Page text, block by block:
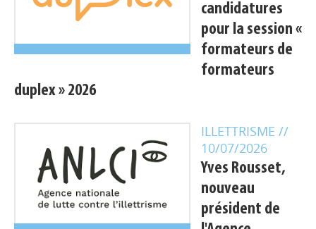
candidatures
pour la session «
formateurs de
formateurs
duplex » 2026
ILLETTRISME //
10/07/2026
Yves Rousset,
nouveau
président de